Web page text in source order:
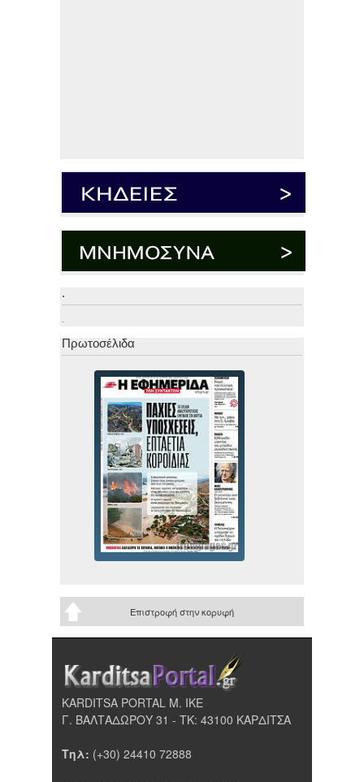
.
Πρωτοσέλιδα
Επιστροφή στην κορυφή
KARDITSA PORTAL Μ. ΙΚΕ
Γ. ΒΑΛΤΑΔΩΡΟΥ 31 - ΤΚ: 43100 ΚΑΡΔΙΤΣΑ
Τηλ: (+30) 24410 72888